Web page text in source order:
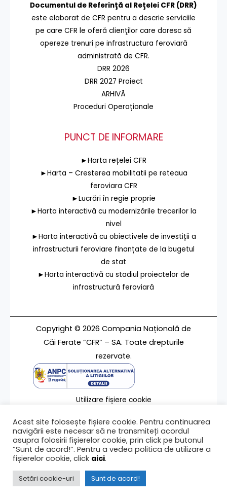
Documentul de Referinţă al Reţelei CFR (DRR)
este elaborat de CFR pentru a descrie serviciile
pe care CFR le oferă clienţilor care doresc să
opereze trenuri pe infrastructura feroviară
administrată de CFR.
DRR 2026
DRR 2027 Proiect
ARHIVĂ
Proceduri Operaționale
PUNCT DE INFORMARE
►Harta rețelei CFR
►Harta – Cresterea mobilitatii pe reteaua
feroviara CFR
►Lucrări în regie proprie
►Harta interactivă cu modernizările trecerilor la
nivel
►Harta interactivă cu obiectivele de investiții a
infrastructurii feroviare finanțate de la bugetul
de stat
►Harta interactivă cu stadiul proiectelor de
infrastructură feroviară
Copyright © 2026 Compania Națională de
Căi Ferate ”CFR” – SA. Toate drepturile
rezervate.
Utilizare fișiere cookie
Contact
Ultima modificare a paginii 16/12/2009
Acest site folosește fișiere cookie. Pentru continuarea
navigării este necesar să ne transmiteți acordul
asupra folosirii fișierelor cookie, prin click pe butonul
“Sunt de acord!”. Pentru a vedea politica de utilizare a
fișierelor cookie, click aici.
Setări cookie-uri Sunt de acord!